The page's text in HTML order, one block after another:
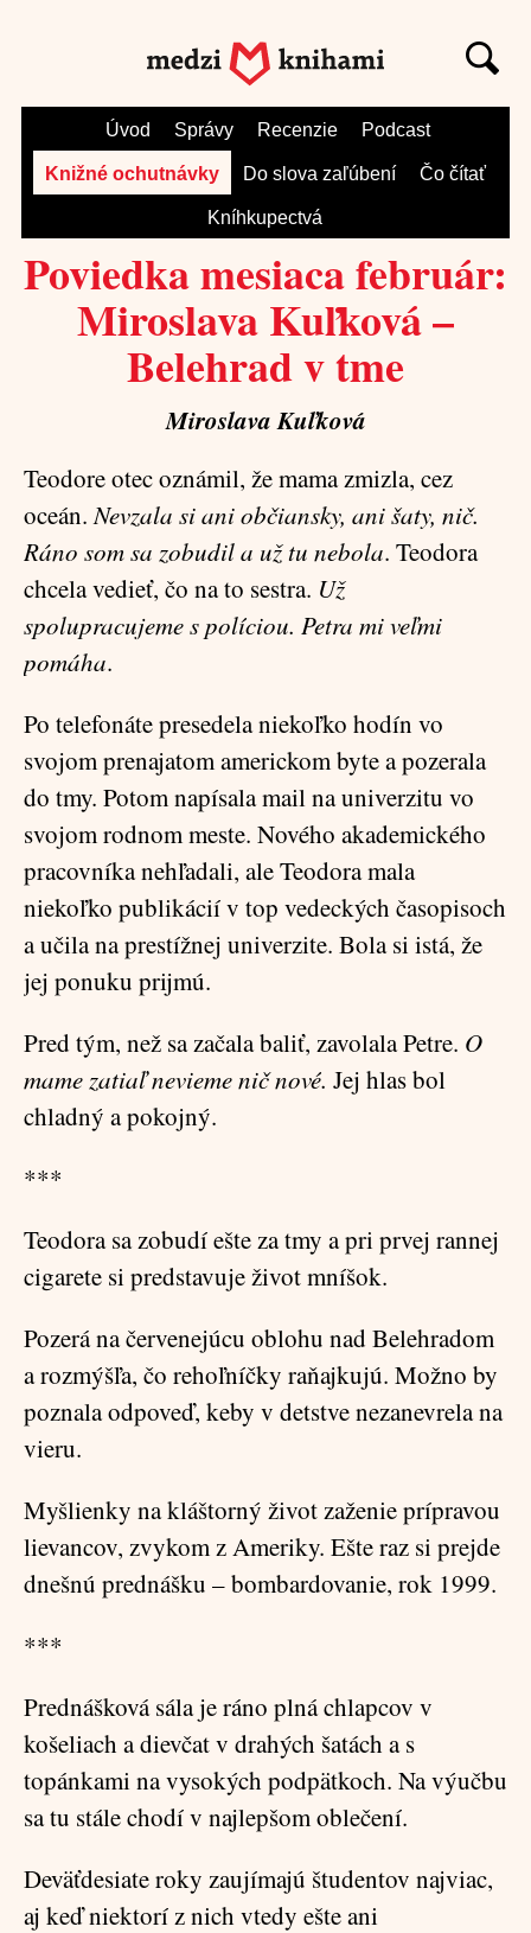
Úvod Správy Recenzie Podcast
Knižné ochutnávky Do slova zaľúbení Čo čítať
Kníhkupectvá
Poviedka mesiaca február:
Miroslava Kuľková –
Belehrad v tme
Miroslava Kuľková
Teodore otec oznámil, že mama zmizla, cez
oceán.Nevzala si ani občiansky, ani šaty, nič.
Ráno som sa zobudil a už tu nebola. Teodora
chcela vedieť, čo na to sestra. Už
spolupracujeme s políciou. Petra mi veľmi
pomáha.
Po telefonáte presedela niekoľko hodín vo
svojom prenajatom americkom byte a pozerala
do tmy. Potom napísala mail na univerzitu vo
svojom rodnom meste. Nového akademického
pracovníka nehľadali, ale Teodora mala
niekoľko publikácií v top vedeckých časopisoch
a učila na prestížnej univerzite. Bola si istá, že
jej ponuku prijmú.
Pred tým, než sa začala baliť, zavolala Petre. O
mame zatiaľ nevieme nič nové. Jej hlas bol
chladný a pokojný.
***
Teodora sa zobudí ešte za tmy a pri prvej rannej
cigarete si predstavuje život mníšok.
Pozerá na červenejúcu oblohu nad Belehradom
a rozmýšľa, čo rehoľníčky raňajkujú. Možno by
poznala odpoveď, keby v detstve nezanevrela na
vieru.
Myšlienky na kláštorný život zaženie prípravou
lievancov, zvykom z Ameriky. Ešte raz si prejde
dnešnú prednášku – bombardovanie, rok 1999.
***
Prednášková sála je ráno plná chlapcov v
košeliach a dievčat v drahých šatách a s
topánkami na vysokých podpätkoch. Na výučbu
sa tu stále chodí v najlepšom oblečení.
Deväťdesiate roky zaujímajú študentov najviac,
aj keď niektorí z nich vtedy ešte ani